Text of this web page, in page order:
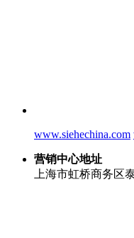
www.siehechina.com
营销中心地址
上海市虹桥商务区